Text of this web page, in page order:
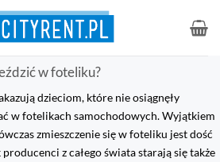
w foteliku?
dzieciom, które nie osiągnęły
w fotelikach samochodowych. Wyjątkiem
zmieszczenie się w foteliku jest dość
z całego świata starają się także